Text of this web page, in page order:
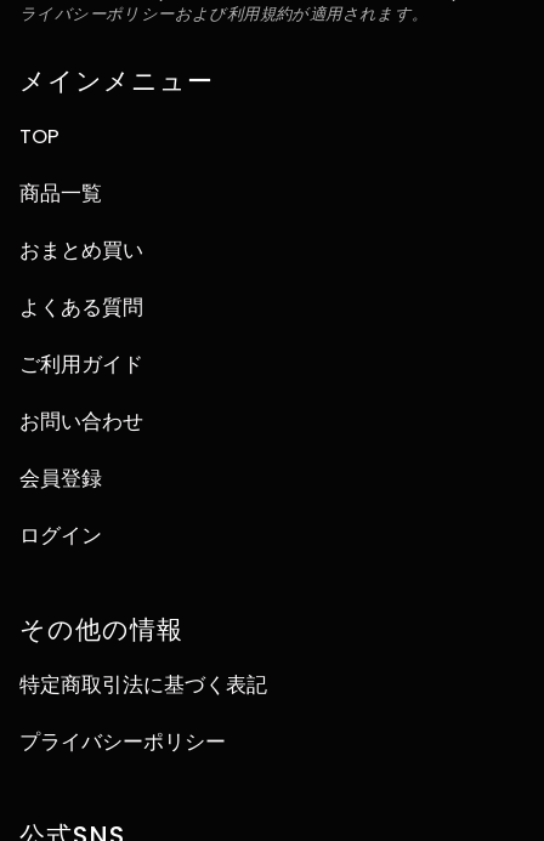
ライバシーポリシーおよび利用規約が適用されます。
メインメニュー
TOP
商品一覧
おまとめ買い
よくある質問
ご利用ガイド
お問い合わせ
会員登録
ログイン
その他の情報
特定商取引法に基づく表記
プライバシーポリシー